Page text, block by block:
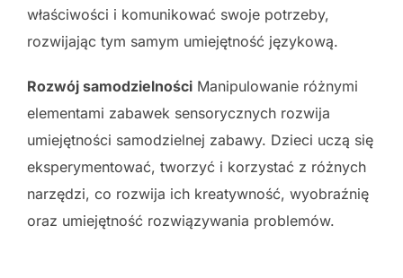
właściwości i komunikować swoje potrzeby,
rozwijając tym samym umiejętność językową.
Rozwój samodzielności Manipulowanie różnymi
elementami zabawek sensorycznych rozwija
umiejętności samodzielnej zabawy. Dzieci uczą się
eksperymentować, tworzyć i korzystać z różnych
narzędzi, co rozwija ich kreatywność, wyobraźnię
oraz umiejętność rozwiązywania problemów.